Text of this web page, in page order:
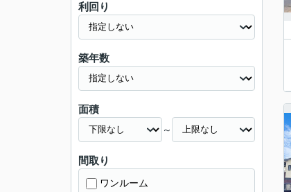
利回り
築年数
面積
～
間取り
ワンルーム